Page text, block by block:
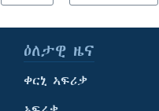
ዕለታዊ ዜና
ቀርኒ ኣፍሪቃ